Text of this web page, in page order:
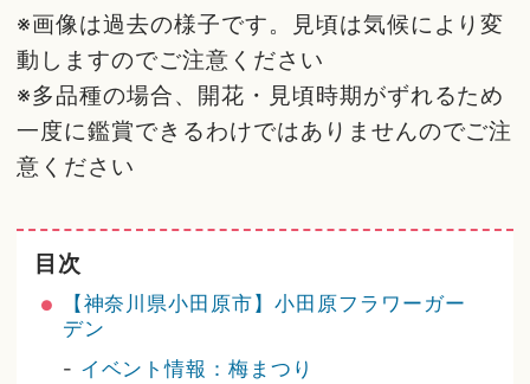
※画像は過去の様子です。見頃は気候により変
動しますのでご注意ください
※多品種の場合、開花・見頃時期がずれるため
一度に鑑賞できるわけではありませんのでご注
意ください
目次
【神奈川県小田原市】小田原フラワーガー
デン
- イベント情報：梅まつり